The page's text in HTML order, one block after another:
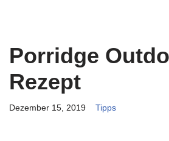
Porridge
Rezept
Dezember 15, 2019 Tipps